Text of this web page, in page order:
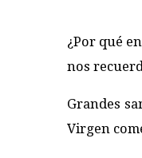
¿Por qué
nos
Grandes
Virgen